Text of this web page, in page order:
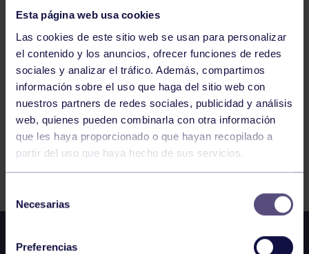
Esta página web usa cookies
Las cookies de este sitio web se usan para personalizar
el contenido y los anuncios, ofrecer funciones de redes
sociales y analizar el tráfico. Además, compartimos
información sobre el uso que haga del sitio web con
nuestros partners de redes sociales, publicidad y análisis
web, quienes pueden combinarla con otra información
que les haya proporcionado o que hayan recopilado a
partir del uso que haya hecho de sus servicios.
Necesarias
Preferencias
GAP 16:00-16:30 GIMNASIO
1 2 3 4 5 6